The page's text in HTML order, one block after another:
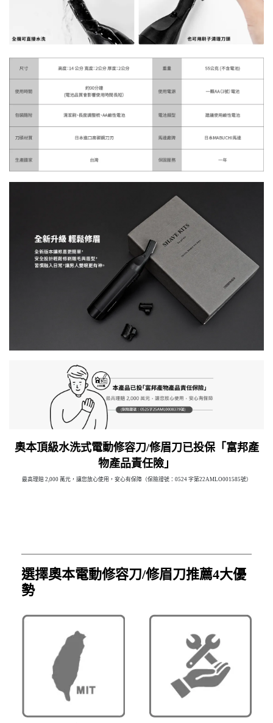
奧本頂級水洗式電動修容刀/修眉刀已投保「富邦產
物產品責任險」
最高理賠 2,000 萬元，讓您放心使用，安心有保障（保險證號：0524 字第22AMLO001585號）
選擇奧本電動修容刀/修眉刀推薦4大優
勢